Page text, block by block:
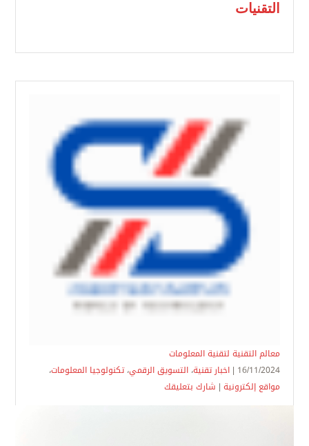
التقنيات
معالم التقنية لتقنية المعلومات
16/11/2024 | اخبار تقنية، التسويق الرقمي،تكنولوجيا المعلومات،
مواقع إلكترونية | شارك بتعليقك